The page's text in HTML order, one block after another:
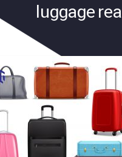
luggage